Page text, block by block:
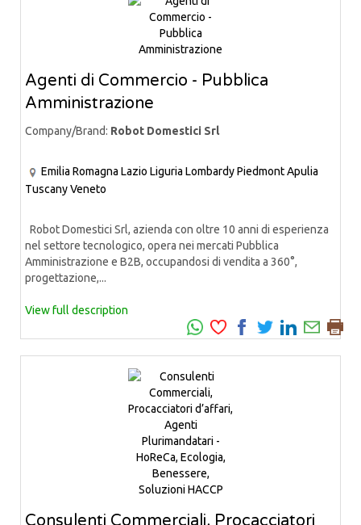
Agenti di Commercio - Pubblica
Amministrazione
Company/Brand: Robot Domestici Srl
Emilia Romagna Lazio Liguria LombardyPiedmontApulia
TuscanyVeneto
Robot Domestici Srl, azienda con oltre 10 anni di esperienza
nel settore tecnologico, opera nei mercati Pubblica
Amministrazione e B2B, occupandosi di vendita a 360°,
progettazione,...
View full description
Consulenti Commerciali, Procacciatori